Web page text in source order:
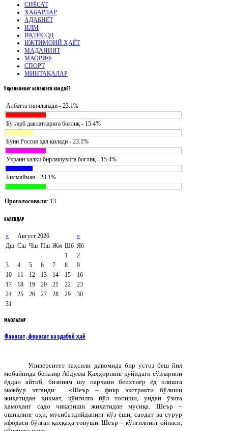
СИЁСАТ
ХАБАРЛАР
АДАБИЁТ
ИЛМ
ИҚТИСОД
ИЖТИМОИЙ ҲАЁТ
МАДАНИЯТ
МАОРИФ
СПОРТ
МИНТАҚАЛАР
Украинанингкелажаги кандай?
Албатта тинчланади - 23.1%
Бу ғарб давлатларига боғлиқ - 15.4%
Буни Россия ҳал қилади - 23.1%
Украин халқи бирлашувига боғлиқ - 15.4%
Билмайман - 23.1%
Проголосовали: 13
КАЛЕНДАР
« Август 2026
»
Дш Сш Чш Пш Жм Шб Яб
1
2
3
4 5 6 7 8
9
10
11 12 13 14 15
16
17
18 19 20 21 22
23
24
25 26 27 28 29
30
31
МАҚОЛАЛАР
Фаросат, фиросат ва адабий ҳаё
Университет таҳсили давомида бир устоз беш йил
мобайнида беназир Абдулла Қаҳҳорнинг қуйидаги сўзларини
ёддан айтиб, бизниям шу парчани беихтиёр ёд олишга
мажбур этганди: «Шеър – фикр экстракти бўлиши
жиҳатидан ҳикмат, кўнгилга йўл топиши, ундан ўзига
ҳамоҳанг садо чиқариши жиҳатидан мусиқа. Шеър –
ошиқнинг оҳи, мусибатдийданинг кўз ёши, саодат ва сурур
ифодаси бўлган қаҳқаҳа товуши. Шеър – кўнгилнинг ойнаси,